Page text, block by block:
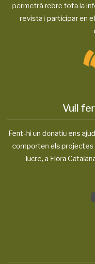
permetrà rebre tota la
revista i participar en
Vull
Fent-hi un donatiu ens
comporten els projectes
lucre, a Flora